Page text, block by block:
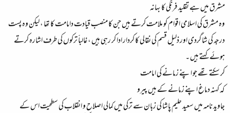
مشرق میں ہے تقلید فرنگی کا بہانہ
وہ مشرق کی اسلامی اقوام کو ملامت کرتے ہیں جن کا منصب قیادت دامامت کا تھا ، لیکن وہ پست
درجہ کی شاگردی اور ذلیل قسم کی نقالی کا کردار ادا کر رہی ہیں ، غالباََ ترکوں کی طرف اشارہ کرتے
ہوئے کہتے ہیں ۔
کر سکتے تھے جو اپنے زمانے کی امامت
کہ کہنہ دماغ اپنے زمانے کے ہیں پیرو
جاوید نامہ میں سعید حلیم پاشا کی زبان سے ترکی میں کمالی اصلاح و انقلاب کی سطحیت اس کے